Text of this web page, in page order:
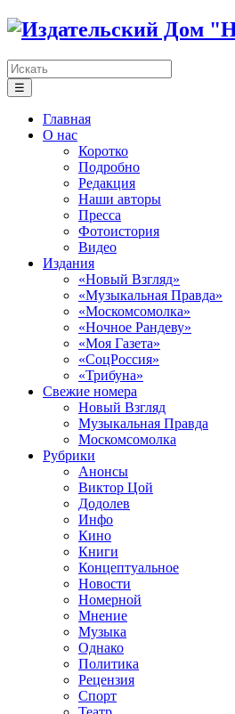
☰
Главная
О нас
Коротко
Подробно
Редакция
Наши авторы
Пресса
Фотоистория
Видео
Издания
«Новый Взгляд»
«Музыкальная Правда»
«Москомсомолка»
«Ночное Рандеву»
«Моя Газета»
«СоцРоссия»
«Трибуна»
Свежие номера
Новый Взгляд
Музыкальная Правда
Москомсомолка
Рубрики
Анонсы
Виктор Цой
Додолев
Инфо
Кино
Книги
Концептуальное
Новости
Номерной
Мнение
Музыка
Однако
Политика
Рецензия
Спорт